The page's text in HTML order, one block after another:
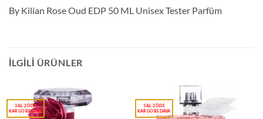
By Kilian Rose Oud EDP 50 ML Unisex Tester Parfüm
İLGILI ÜRÜNLER